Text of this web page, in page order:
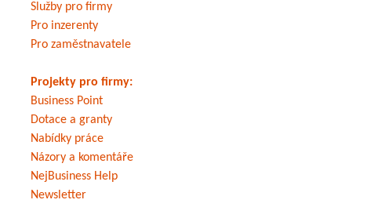
Služby pro firmy
Pro inzerenty
Pro zaměstnavatele
Projekty pro firmy:
Business Point
Dotace a granty
Nabídky práce
Názory a komentáře
NejBusiness Help
Newsletter